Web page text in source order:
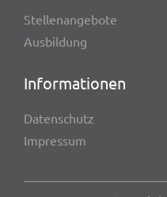
Stel­len­an­ge­bote
Ausbil­dung
Infor­ma­tio­nen
Daten­schutz
Impres­sum